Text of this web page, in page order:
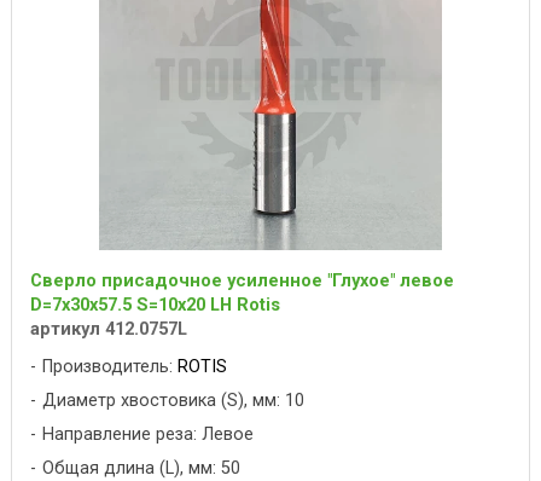
Сверло присадочное усиленное "Глухое" левое
D=7x30x57.5 S=10x20 LH Rotis
артикул 412.0757L
Производитель: ROTIS
Диаметр хвостовика (S), мм: 10
Направление реза: Левое
Общая длина (L), мм: 50